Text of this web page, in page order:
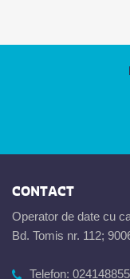
CONTACT
Operator de date cu
Bd. Tomis nr. 112;
Telefon: